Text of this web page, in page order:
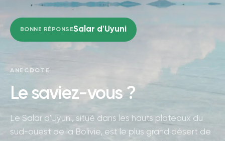
BONNE RÉPONSESalar d'Uyuni
ANECDOTE
Le saviez-vous ?
Le Salar d'Uyuni, situé dans les hauts plateaux du
sud-ouest de la Bolivie, est le plus grand désert de